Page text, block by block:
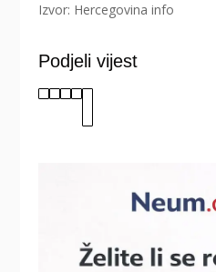
Izvor: Hercegovina info
Podjeli vijest